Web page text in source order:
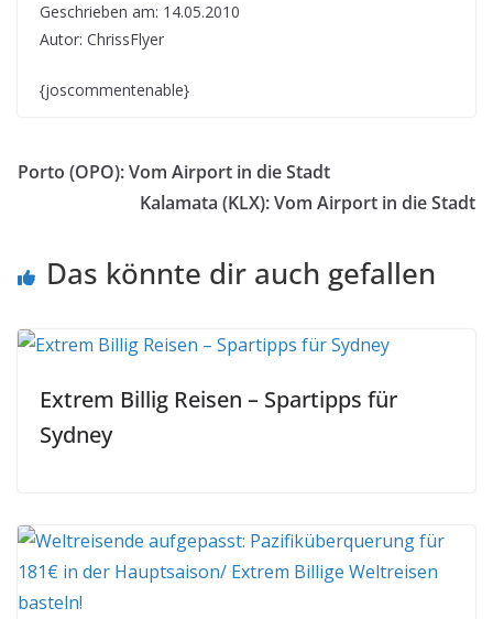
Geschrieben am: 14.05.2010
Autor: ChrissFlyer
{joscommentenable}
Porto (OPO): Vom Airport in die Stadt
Kalamata (KLX): Vom Airport in die Stadt
Das könnte dir auch gefallen
Extrem Billig Reisen – Spartipps für
Sydney